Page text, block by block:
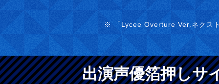
※ 「Lycee Overture Ver.ネクス
出演声優箔押しサ